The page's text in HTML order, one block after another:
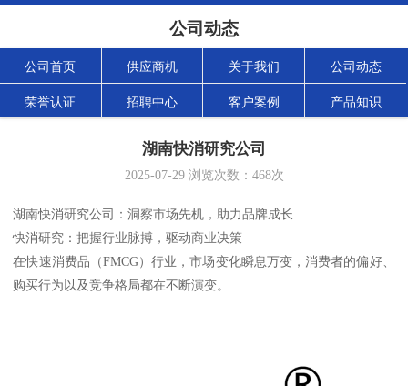
公司动态
公司首页 供应商机 关于我们 公司动态
荣誉认证 招聘中心 客户案例 产品知识
湖南快消研究公司
2025-07-29浏览次数： 468次
湖南快消研究公司：洞察市场先机，助力品牌成长
快消研究：把握行业脉搏，驱动商业决策
在快速消费品（FMCG）行业，市场变化瞬息万变，消费者的偏好、
购买行为以及竞争格局都在不断演变。